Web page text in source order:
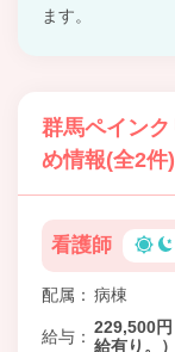
ます。
群馬ペイン
め情報(全2件)
看護師
配属 病棟
給与
229,500
給有り。）